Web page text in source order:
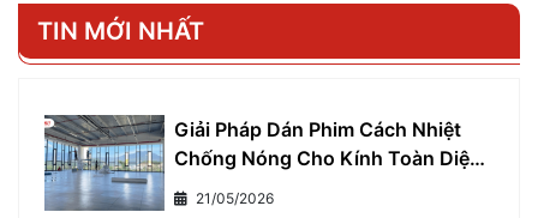
TIN MỚI NHẤT
Giải Pháp Dán Phim Cách Nhiệt
Chống Nóng Cho Kính Toàn Diện
- Giảm Ngay 7°C, Tiết Kiệm 30%
21/05/2026